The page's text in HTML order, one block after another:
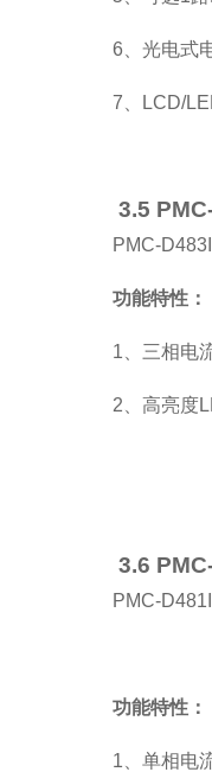
6、光电式
7、LCD/
3.5
PMC-
功能特性：
1、三相电
2、高亮度
3.6
PMC-
功能特性：
1、单相电